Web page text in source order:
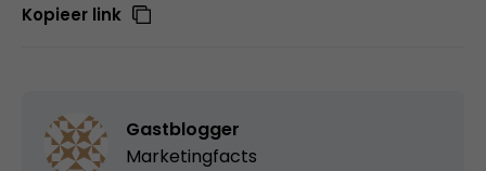
Kopieer link
Gastblogger
Marketingfacts